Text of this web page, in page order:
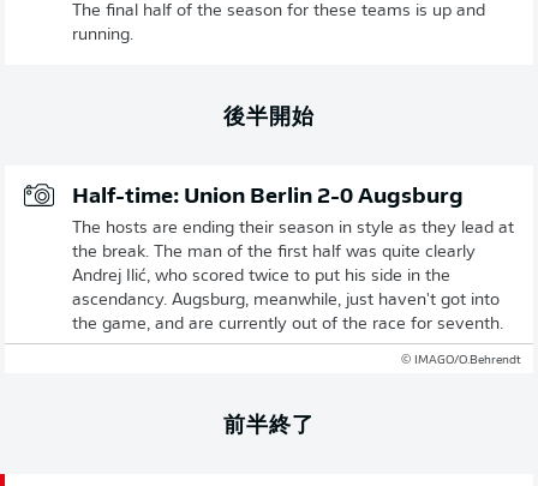
The final half of the season for these teams is up and
running.
後半開始
Half-time: Union Berlin 2-0 Augsburg
The hosts are ending their season in style as they lead at
the break. The man of the first half was quite clearly
Andrej Ilić, who scored twice to put his side in the
ascendancy. Augsburg, meanwhile, just haven't got into
the game, and are currently out of the race for seventh.
© IMAGO/O.Behrendt
前半終了